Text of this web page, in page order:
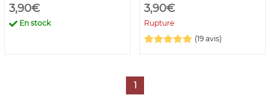
3,90€
En stock
3,90€
Rupture
(19 avis)
1